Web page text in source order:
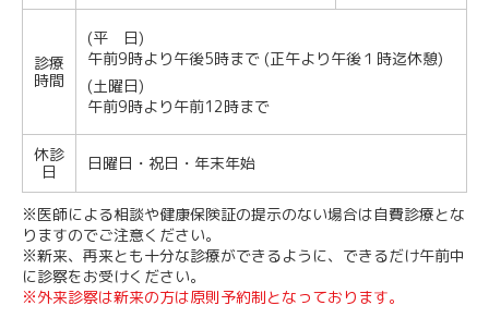
診療
時間
(平 日)
午前9時より午後5時まで (正午より午後１時迄休憩)
(土曜日)
午前9時より午前12時まで
休診
日
日曜日・祝日・年末年始
※医師による相談や健康保険証の提示のない場合は自費診療とな
りますのでご注意ください。
※新来、再来とも十分な診療ができるように、できるだけ午前中
に診察をお受けください。
※外来診察は新来の方は原則予約制となっております。